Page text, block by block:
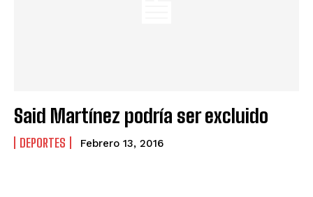
Said Martínez podría ser excluido
DEPORTES Febrero 13, 2016